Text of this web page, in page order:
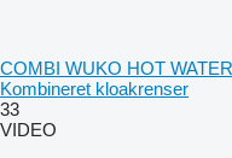
COMBI WUKO HOT
Kombineret kloakrenser
33
VIDEO